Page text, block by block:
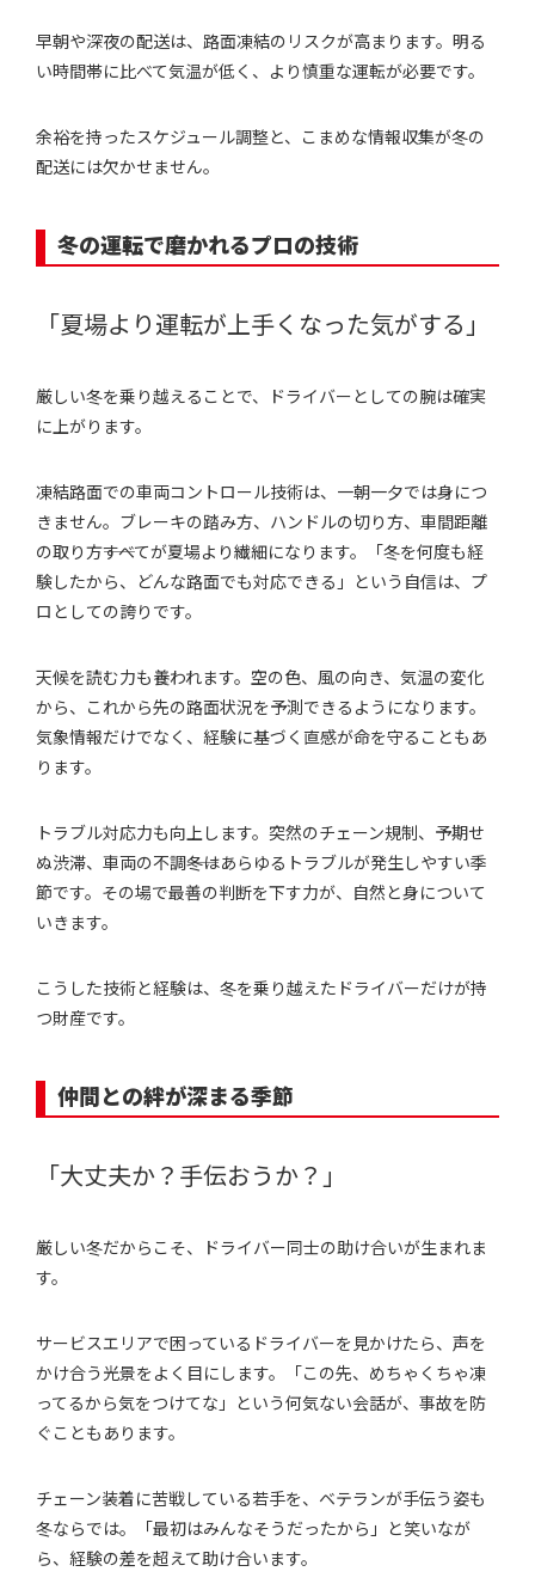
早朝や深夜の配送は、路面凍結のリスクが高まります。明る
い時間帯に比べて気温が低く、より慎重な運転が必要です。
余裕を持ったスケジュール調整と、こまめな情報収集が冬の
配送には欠かせません。
冬の運転で磨かれるプロの技術
「夏場より運転が上手くなった気がする」
厳しい冬を乗り越えることで、ドライバーとしての腕は確実
に上がります。
凍結路面での車両コントロール技術は、一朝一夕では身につ
きません。ブレーキの踏み方、ハンドルの切り方、車間距離
の取り方――すべてが夏場より繊細になります。「冬を何度も経
験したから、どんな路面でも対応できる」という自信は、プ
ロとしての誇りです。
天候を読む力も養われます。空の色、風の向き、気温の変化
から、これから先の路面状況を予測できるようになります。
気象情報だけでなく、経験に基づく直感が命を守ることもあ
ります。
トラブル対応力も向上します。突然のチェーン規制、予期せ
ぬ渋滞、車両の不調――冬はあらゆるトラブルが発生しやすい季
節です。その場で最善の判断を下す力が、自然と身について
いきます。
こうした技術と経験は、冬を乗り越えたドライバーだけが持
つ財産です。
仲間との絆が深まる季節
「大丈夫か？手伝おうか？」
厳しい冬だからこそ、ドライバー同士の助け合いが生まれま
す。
サービスエリアで困っているドライバーを見かけたら、声を
かけ合う光景をよく目にします。「この先、めちゃくちゃ凍
ってるから気をつけてな」という何気ない会話が、事故を防
ぐこともあります。
チェーン装着に苦戦している若手を、ベテランが手伝う姿も
冬ならでは。「最初はみんなそうだったから」と笑いなが
ら、経験の差を超えて助け合います。